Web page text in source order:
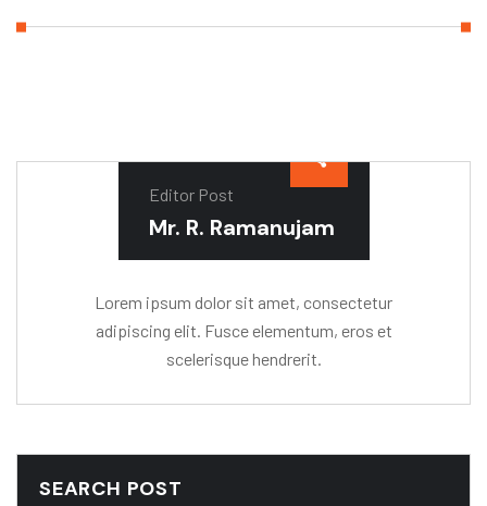
Editor Post
Mr. R. Ramanujam
Lorem ipsum dolor sit amet, consectetur
adipiscing elit. Fusce elementum, eros et
scelerisque hendrerit.
SEARCH POST